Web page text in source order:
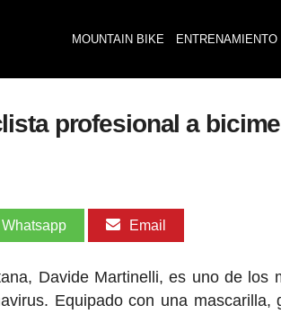
MOUNTAIN BIKE ENTRENAMIENTO
profesional a
Whatsapp Email
Davide Martinelli, es uno de los
Equipado con una